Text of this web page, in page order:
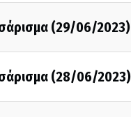
(29/06/2023)
(28/06/2023)